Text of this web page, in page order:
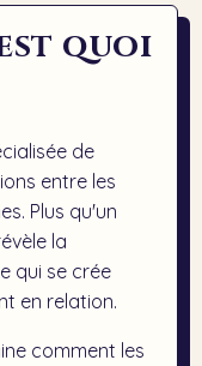
quoi
de
entre les
Plus qu'un
la
qui se crée
en relation.
comment les